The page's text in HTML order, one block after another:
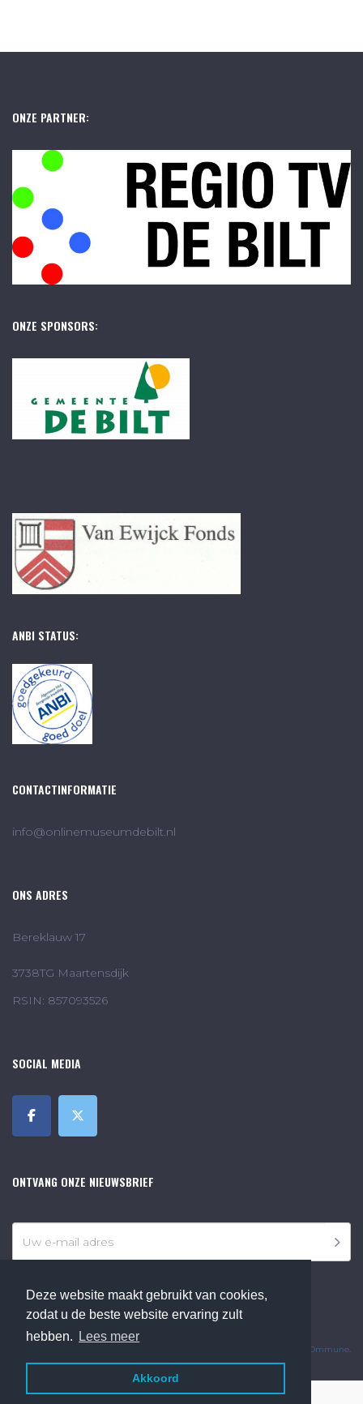
Deze website maakt gebruikt van cookies,
zodat u de beste website ervaring zult
hebben.
Lees meer
Akkoord
ONZE PARTNER:
ONZE SPONSORS:
ANBI STATUS:
CONTACTINFORMATIE
info@onlinemuseumdebilt.nl
ONS ADRES
Bereklauw 17
3738TG Maartensdijk
RSIN: 857093526
SOCIAL MEDIA
ONTVANG ONZE NIEUWSBRIEF
Ommune